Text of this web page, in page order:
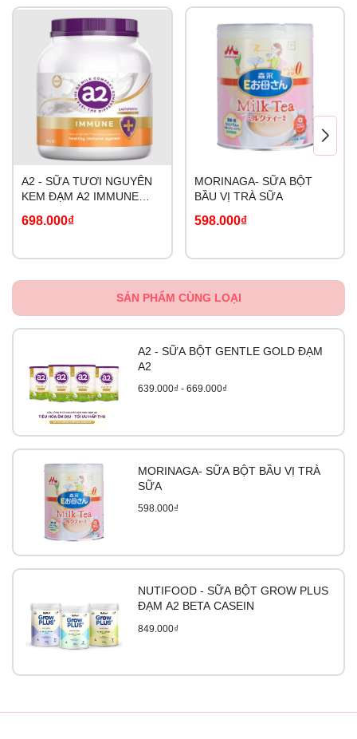
A2 - SỮA TƯƠI NGUYÊN
KEM ĐẠM A2 IMMUNE
698.000₫
MORINAGA- SỮA BỘT
BẦU VỊ TRÀ SỮA
598.000₫
SẢN PHẨM CÙNG LOẠI
A2 - SỮA BỘT GENTLE GOLD ĐẠM
A2
639.000₫ - 669.000₫
MORINAGA- SỮA BỘT BẦU VỊ TRÀ
SỮA
598.000₫
NUTIFOOD - SỮA BỘT GROW PLUS
ĐẠM A2 BETA CASEIN
849.000₫